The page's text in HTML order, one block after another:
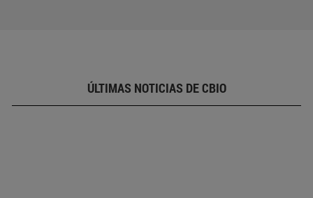
ÚLTIMAS NOTICIAS DE CBIO